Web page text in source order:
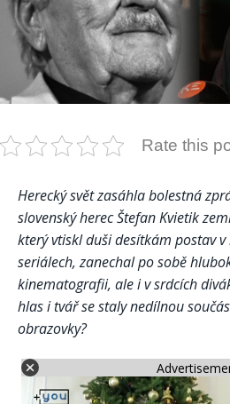
Rate this
Herecký svět zasáhla bolestná
slovenský herec Štefan Kvietik
který vtiskl duši desítkám postav
seriálech, zanechal po sobě
kinematografii, ale i v srdcích
hlas i tvář se staly nedílnou
obrazovky?